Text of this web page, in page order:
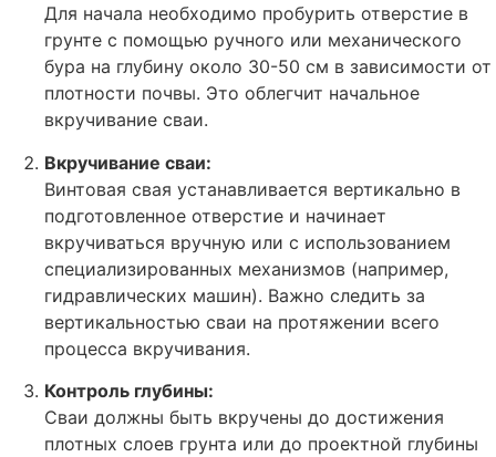
Для начала необходимо пробурить отверстие в
грунте с помощью ручного или механического
бура на глубину около 30-50 см в зависимости от
плотности почвы. Это облегчит начальное
вкручивание сваи.
Вкручивание сваи:
Винтовая свая устанавливается вертикально в
подготовленное отверстие и начинает
вкручиваться вручную или с использованием
специализированных механизмов (например,
гидравлических машин). Важно следить за
вертикальностью сваи на протяжении всего
процесса вкручивания.
Контроль глубины:
Сваи должны быть вкручены до достижения
плотных слоев грунта или до проектной глубины